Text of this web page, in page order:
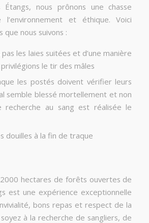
nous prônons une chasse
l’environnement et éthique. Voici
que nous suivons :
les laies suitées et d’une manière
le tir des mâles
les postés doivent vérifier leurs
semble blessé mortellement et non
au sang est réalisée le
douilles à la fin de traque
2000 hectares de forêts ouvertes de
est une expérience exceptionnelle
bons repas et respect de la
à la recherche de sangliers, de